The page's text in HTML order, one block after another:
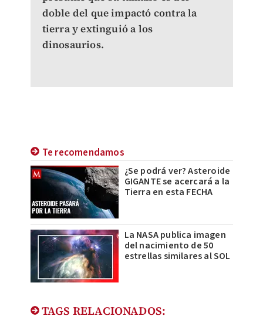
doble del que impactó contra la
tierra y extinguió a los
dinosaurios.
Te recomendamos
¿Se podrá ver? Asteroide
GIGANTE se acercará a la
Tierra en esta FECHA
La NASA publica imagen
del nacimiento de 50
estrellas similares al SOL
TAGS RELACIONADOS: